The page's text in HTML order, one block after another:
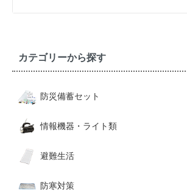
カテゴリーから探す
防災備蓄セット
情報機器・ライト類
避難生活
防寒対策